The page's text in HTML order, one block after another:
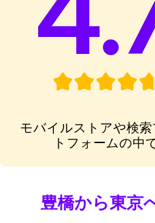
モバイルストアや検索
トフォームの中
豊橋から東京